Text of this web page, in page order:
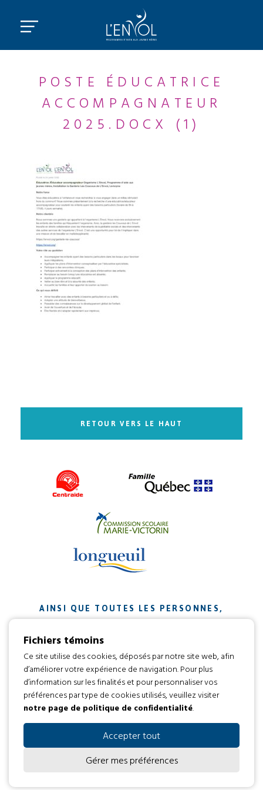
POSTE ÉDUCATRICE
ACCOMPAGNATEUR
2025.DOCX (1)
RETOUR VERS LE HAUT
AINSI QUE TOUTES LES PERSONNES,
ORGANISMES ET ENTREPRISES QUI ONT
CONTRIBUÉ À NOTRE MISSION.
Développement web par
Tous droits réservés 2016 © L’envol
Politique de confidentialité
Fichiers témoins
Ce site utilise des cookies, déposés par notre site web, afin
d’améliorer votre expérience de navigation. Pour plus
d’information sur les finalités et pour personnaliser vos
préférences par type de cookies utilisés, veuillez visiter
notre page de politique de confidentialité.
Accepter tout
Gérer mes préférences